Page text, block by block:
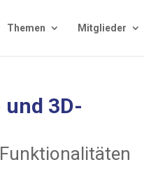
The­men Mit­glie­der
3D-